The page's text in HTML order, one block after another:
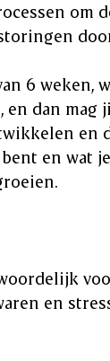
om
6 weken,
dan mag
en
en wat
en